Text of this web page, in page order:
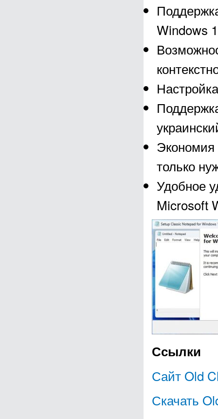
Windows
Экономия
только
Удобное
Microsoft
Ссылки
Сайт Old
Скачать